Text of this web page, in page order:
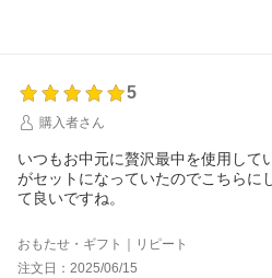
5
購入者さん
いつもお中元に贅沢最中を使用して
がセットになっていたのでこちらに
て良いですね。
おもたせ・ギフト｜リピート
注文日：2025/06/15